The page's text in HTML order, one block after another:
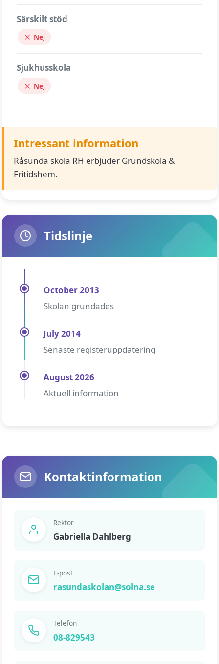
Särskilt stöd
Nej
Sjukhusskola
Nej
Intressant information
Råsunda skola RH erbjuder Grundskola &
Fritidshem.
Tidslinje
October 2013
Skolan grundades
July 2014
Senaste registeruppdatering
August 2026
Aktuell information
Kontaktinformation
Rektor
Gabriella Dahlberg
E-post
rasundaskolan@solna.se
Telefon
08-829543